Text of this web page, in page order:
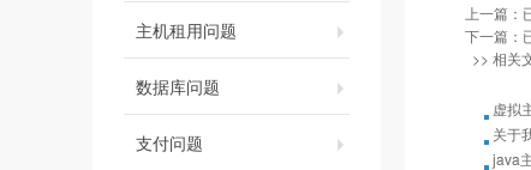
主机租用问题
数据库问题
支付问题
上一篇：
下一篇：
>> 相关
虚拟
关于
java